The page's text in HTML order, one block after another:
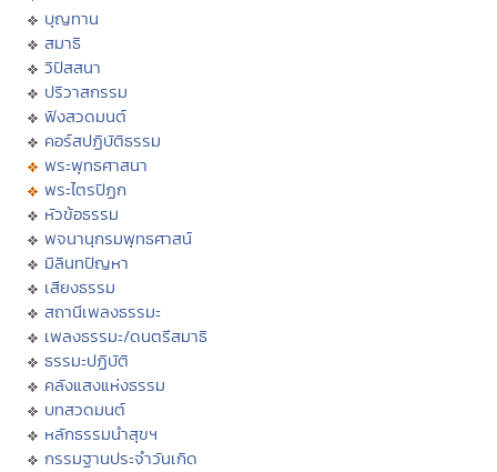
บุญทาน
สมาธิ
วิปัสสนา
ปริวาสกรรม
ฟังสวดมนต์
คอร์สปฏิบัติธรรม
พระพุทธศาสนา
พระไตรปิฏก
หัวข้อธรรม
พจนานุกรมพุทธศาสน์
มิลินทปัญหา
เสียงธรรม
สถานีเพลงธรรมะ
เพลงธรรมะ/ดนตรีสมาธิ
ธรรมะปฏิบัติ
คลังแสงแห่งธรรม
บทสวดมนต์
หลักธรรมนำสุขฯ
กรรมฐานประจำวันเกิด